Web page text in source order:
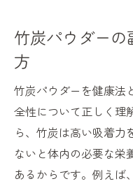
竹炭パウダー
方
竹炭パウダーを健康法
全性について正しく理
ら、竹炭は高い吸着力
ないと体内の必要な栄
あるからです。例えば